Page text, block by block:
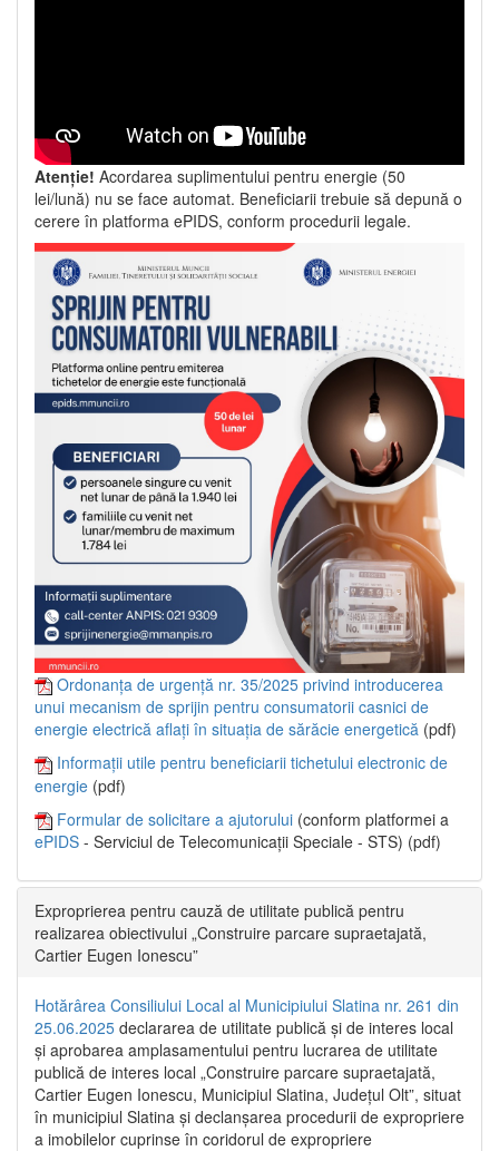
Atenție! Acordarea suplimentului pentru energie (50
lei/lună) nu se face automat. Beneficiarii trebuie să depună o
cerere în platforma ePIDS, conform procedurii legale.
Ordonanța de urgență nr. 35/2025 privind introducerea
unui mecanism de sprijin pentru consumatorii casnici de
energie electrică aflați în situația de sărăcie energetică (pdf)
Informații utile pentru beneficiarii tichetului electronic de
energie (pdf)
Formular de solicitare a ajutorului (conform platformei a
ePIDS - Serviciul de Telecomunicații Speciale - STS) (pdf)
Exproprierea pentru cauză de utilitate publică pentru
realizarea obiectivului „Construire parcare supraetajată,
Cartier Eugen Ionescu”
Hotărârea Consiliului Local al Municipiului Slatina nr. 261 din
25.06.2025 declararea de utilitate publică și de interes local
și aprobarea amplasamentului pentru lucrarea de utilitate
publică de interes local „Construire parcare supraetajată,
Cartier Eugen Ionescu, Municipiul Slatina, Județul Olt”, situat
în municipiul Slatina și declanșarea procedurii de expropriere
a imobilelor cuprinse în coridorul de expropriere